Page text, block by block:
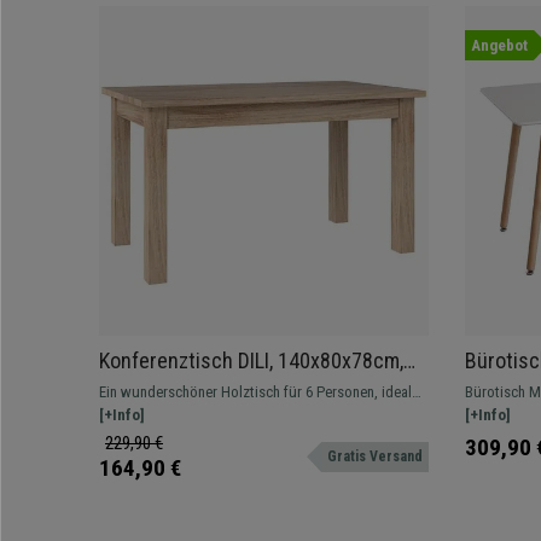
Konferenztisch DILI, 140x80x78cm,
MDF-Holz mit gemaserter
Laminierung, Farbe Natur
Ein wunderschöner Holztisch für 6 Personen, ideal
für Ihren Besprechungsraum.
[+Info]
229,90 €
164,90 € Gratis Versand
Angebot
aus
Bürotisch MISTEL. Abmessungen
Robuste
[+Info]
309,90